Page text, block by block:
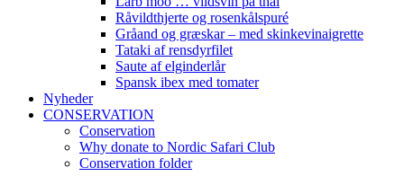
Råvildthjerte og rosenkålspuré
Gråand og græskar – med skinkevinaigrette
Tataki af rensdyrfilet
Saute af elginderlår
Spansk ibex med tomater
Nyheder
CONSERVATION
Conservation
Why donate to Nordic Safari Club
Conservation folder